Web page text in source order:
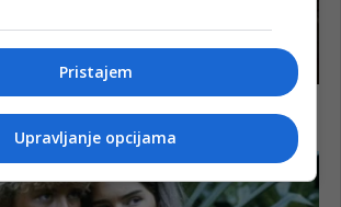
Pristajem
Upravljanje opcijama